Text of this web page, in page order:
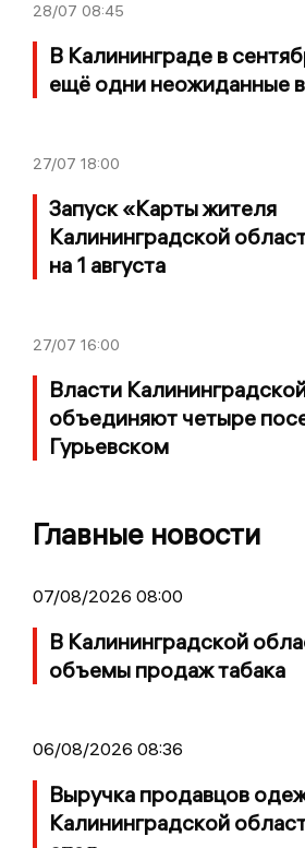
28/07 08:45
В Калининграде в
ещё одни неожиданные
27/07 18:00
Запуск «Карты жителя
Калининградской
на 1 августа
27/07 16:00
Власти
объединяют четыре
Гурьевском
Главные новости
07/08/2026 08:00
В Калининградской
объемы продаж табака
06/08/2026 08:36
Выручка продавцов
Калининградской